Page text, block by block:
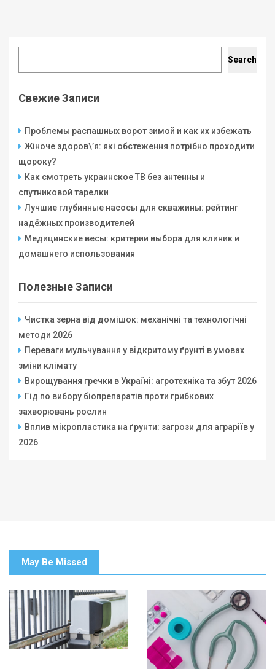
Search
Свежие Записи
Проблемы распашных ворот зимой и как их избежать
Жіноче здоров\’я: які обстеження потрібно проходити
щороку?
Как смотреть украинское ТВ без антенны и
спутниковой тарелки
Лучшие глубинные насосы для скважины: рейтинг
надёжных производителей
Медицинские весы: критерии выбора для клиник и
домашнего использования
Полезные Записи
Чистка зерна від домішок: механічні та технологічні
методи 2026
Переваги мульчування у відкритому ґрунті в умовах
зміни клімату
Вирощування гречки в Україні: агротехніка та збут 2026
Гід по вибору біопрепаратів проти грибкових
захворювань рослин
Вплив мікропластика на ґрунти: загрози для аграріїв у
2026
May Be Missed